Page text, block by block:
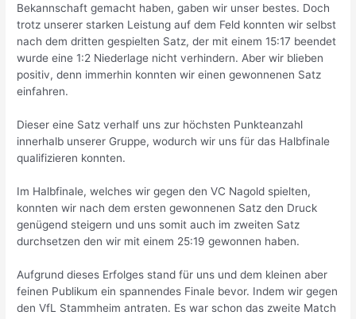
Bekannschaft gemacht haben, gaben wir unser bestes. Doch
trotz unserer starken Leistung auf dem Feld konnten wir selbst
nach dem dritten gespielten Satz, der mit einem 15:17 beendet
wurde eine 1:2 Niederlage nicht verhindern. Aber wir blieben
positiv, denn immerhin konnten wir einen gewonnenen Satz
einfahren.
Dieser eine Satz verhalf uns zur höchsten Punkteanzahl
innerhalb unserer Gruppe, wodurch wir uns für das Halbfinale
qualifizieren konnten.
Im Halbfinale, welches wir gegen den VC Nagold spielten,
konnten wir nach dem ersten gewonnenen Satz den Druck
genügend steigern und uns somit auch im zweiten Satz
durchsetzen den wir mit einem 25:19 gewonnen haben.
Aufgrund dieses Erfolges stand für uns und dem kleinen aber
feinen Publikum ein spannendes Finale bevor. Indem wir gegen
den VfL Stammheim antraten. Es war schon das zweite Match